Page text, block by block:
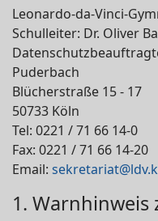
Leonardo-da-Vinci-
Schulleiter: Dr. Oliver
Puderbach
Blücherstraße 15 - 17
50733 Köln
Tel: 0221 / 71 66 14-0
Fax: 0221 / 71 66 14-20
Email:
1. Warnhinweis